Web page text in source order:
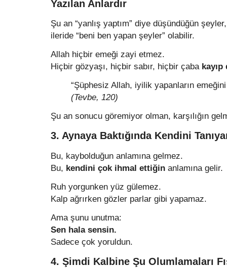
Yazılan Anlardır
Şu an “yanlış yaptım” diye düşündüğün şeyler,
ileride “beni ben yapan şeyler” olabilir.
Allah hiçbir emeği zayi etmez.
Hiçbir gözyaşı, hiçbir sabır, hiçbir çaba
“Şüphesiz Allah, iyilik yapanların
(Tevbe, 120)
Şu an sonucu göremiyor olman, karşılığın
3. Aynaya Baktığında Kendini
Bu, kaybolduğun anlamına gelmez.
Bu, kendini çok ihmal ettiğin anlamına gelir.
Ruh yorgunken yüz gülemez.
Kalp ağrırken gözler parlar gibi yapamaz.
Ama şunu unutma:
Sen hala sensin.
Sadece çok yoruldun.
4. Şimdi Kalbine Şu Olumlamaları